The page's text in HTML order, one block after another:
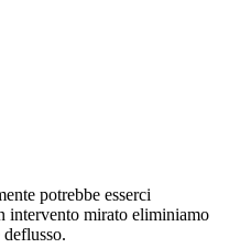
potrebbe esserci
intervento mirato eliminiamo